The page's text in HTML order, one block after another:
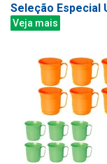
Seleção Especial
Veja mais